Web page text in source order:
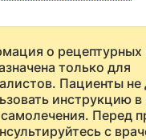
о рецептурных
только для
Пациенты
инструкцию в
самолечения. Перед
с